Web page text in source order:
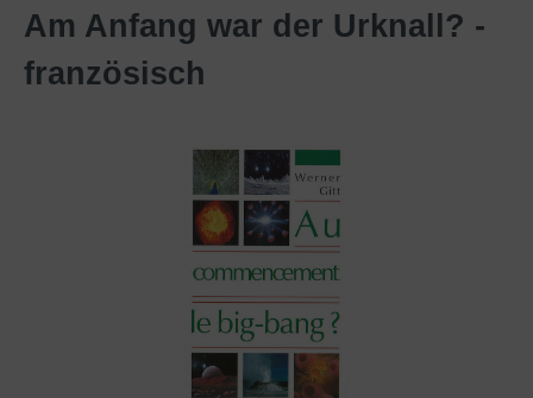
Am Anfang war der Urknall? -
französisch
Bildergalerie überspringen